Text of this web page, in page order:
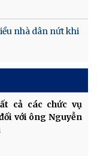
nhà dân nứt khi
cả các chức vụ
với ông Nguyễn